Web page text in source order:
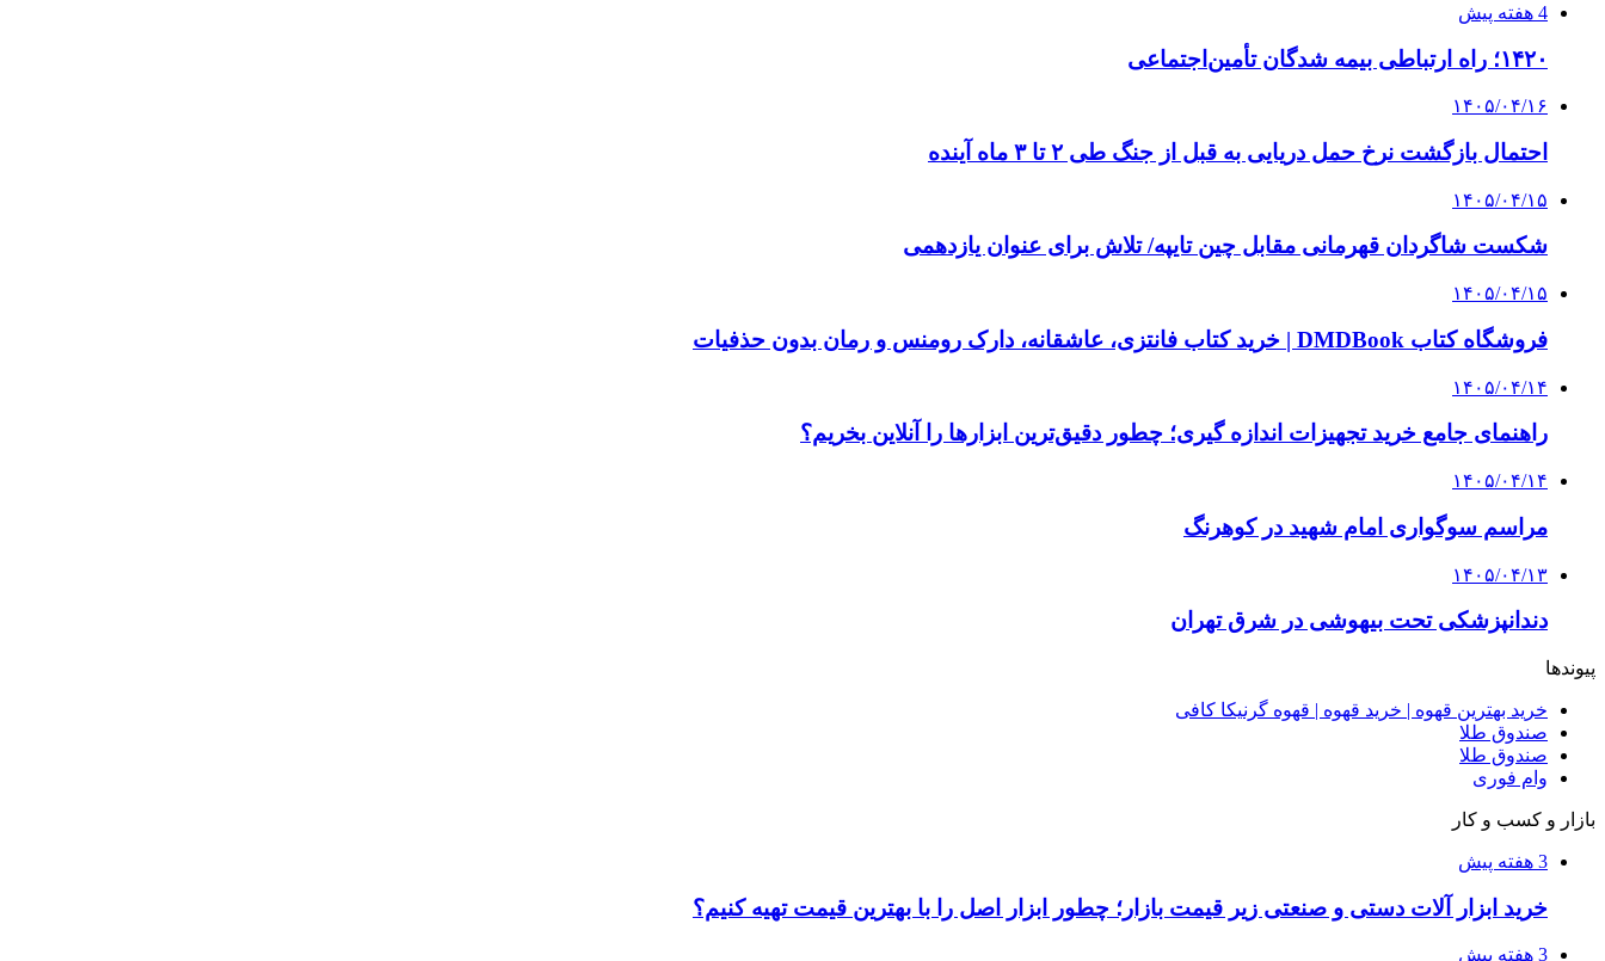
4 هفته پیش
۱۴۲۰؛ راه ارتباطی بیمه شدگان تأمین‌اجتماعی
۱۴۰۵/۰۴/۱۶
احتمال بازگشت نرخ حمل دریایی به قبل از جنگ طی ۲ تا ۳ ماه آینده
۱۴۰۵/۰۴/۱۵
شکست شاگردان قهرمانی مقابل چین تایپه/ تلاش برای عنوان یازدهمی
۱۴۰۵/۰۴/۱۵
فروشگاه کتاب DMDBook | خرید کتاب فانتزی، عاشقانه، دارک رومنس و رمان بدون حذفیات
۱۴۰۵/۰۴/۱۴
راهنمای جامع خرید تجهیزات اندازه گیری؛ چطور دقیق‌ترین ابزارها را آنلاین بخریم؟
۱۴۰۵/۰۴/۱۴
مراسم سوگواری امام شهید در کوهرنگ
۱۴۰۵/۰۴/۱۳
دندانپزشکی تحت بیهوشی در شرق تهران
پیوندها
خرید بهترین قهوه | خرید قهوه | قهوه گرنیکا کافی
صندوق طلا
صندوق طلا
وام فوری
بازار و کسب و کار
3 هفته پیش
خرید ابزار آلات دستی و صنعتی زیر قیمت بازار؛ چطور ابزار اصل را با بهترین قیمت تهیه کنیم؟
3 هفته پیش